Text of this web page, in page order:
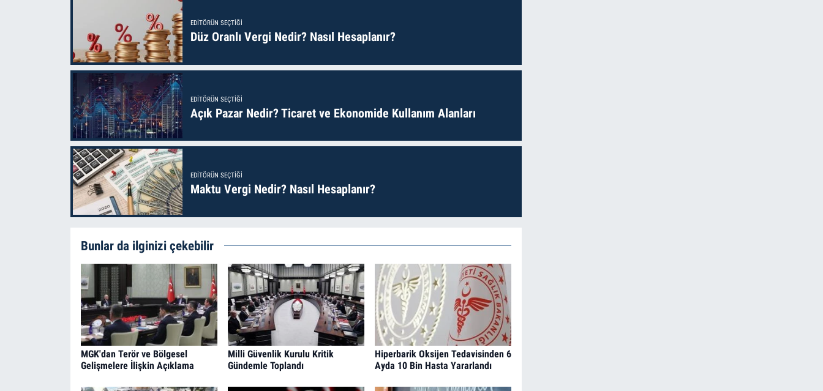
EDITÖRÜN SEÇTIĞI
Düz Oranlı Vergi Nedir? Nasıl Hesaplanır?
EDITÖRÜN SEÇTIĞI
Açık Pazar Nedir? Ticaret ve Ekonomide Kullanım Alanları
EDITÖRÜN SEÇTIĞI
Maktu Vergi Nedir? Nasıl Hesaplanır?
Bunlar da ilginizi çekebilir
MGK'dan Terör ve Bölgesel
Gelişmelere İlişkin Açıklama
Milli Güvenlik Kurulu Kritik
Gündemle Toplandı
Hiperbarik Oksijen Tedavisinden 6
Ayda 10 Bin Hasta Yararlandı